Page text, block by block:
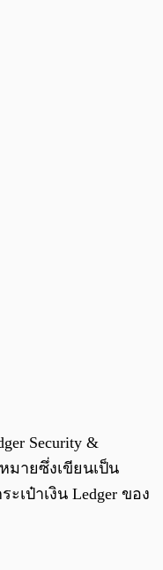
Security &
มายซึ่งเขียนเป็น
เป๋าเงิน Ledger ของ